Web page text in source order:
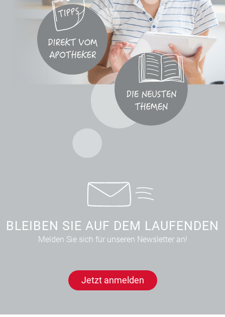
BLEIBEN SIE AUF DEM LAUFENDEN
Melden Sie sich für unseren Newsletter an!
Jetzt anmelden